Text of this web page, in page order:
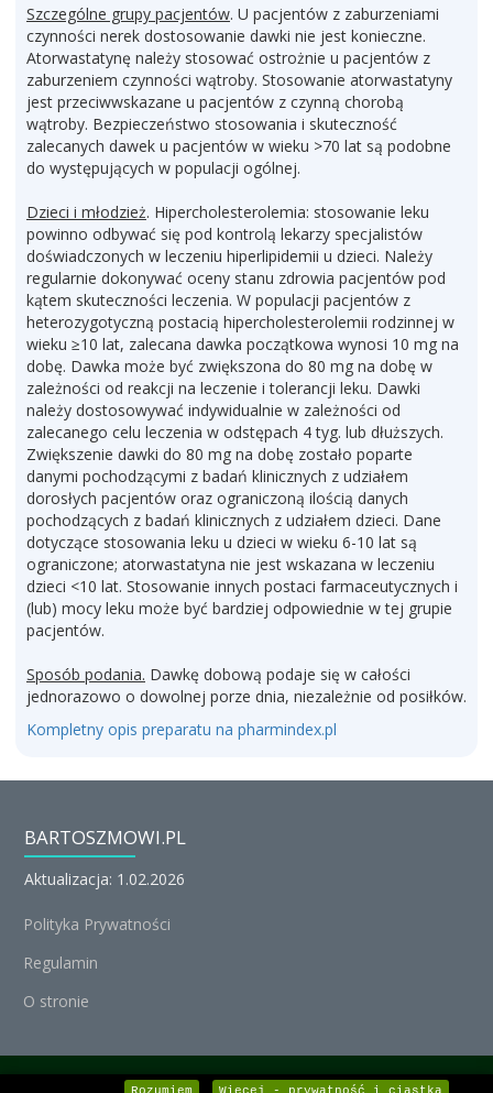
Szczególne grupy pacjentów. U pacjentów z zaburzeniami
czynności nerek dostosowanie dawki nie jest konieczne.
Atorwastatynę należy stosować ostrożnie u pacjentów z
zaburzeniem czynności wątroby. Stosowanie atorwastatyny
jest przeciwwskazane u pacjentów z czynną chorobą
wątroby. Bezpieczeństwo stosowania i skuteczność
zalecanych dawek u pacjentów w wieku >70 lat są podobne
do występujących w populacji ogólnej.
Dzieci i młodzież. Hipercholesterolemia: stosowanie leku
powinno odbywać się pod kontrolą lekarzy specjalistów
doświadczonych w leczeniu hiperlipidemii u dzieci. Należy
regularnie dokonywać oceny stanu zdrowia pacjentów pod
kątem skuteczności leczenia. W populacji pacjentów z
heterozygotyczną postacią hipercholesterolemii rodzinnej w
wieku ≥10 lat, zalecana dawka początkowa wynosi 10 mg na
dobę. Dawka może być zwiększona do 80 mg na dobę w
zależności od reakcji na leczenie i tolerancji leku. Dawki
należy dostosowywać indywidualnie w zależności od
zalecanego celu leczenia w odstępach 4 tyg. lub dłuższych.
Zwiększenie dawki do 80 mg na dobę zostało poparte
danymi pochodzącymi z badań klinicznych z udziałem
dorosłych pacjentów oraz ograniczoną ilością danych
pochodzących z badań klinicznych z udziałem dzieci. Dane
dotyczące stosowania leku u dzieci w wieku 6-10 lat są
ograniczone; atorwastatyna nie jest wskazana w leczeniu
dzieci <10 lat. Stosowanie innych postaci farmaceutycznych i
(lub) mocy leku może być bardziej odpowiednie w tej grupie
pacjentów.
Sposób podania. Dawkę dobową podaje się w całości
jednorazowo o dowolnej porze dnia, niezależnie od posiłków.
Kompletny opis preparatu na pharmindex.pl
BARTOSZMOWI.PL
Aktualizacja: 1.02.2026
Polityka Prywatności
Regulamin
O stronie